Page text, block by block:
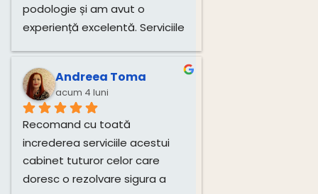
podologie și am avut o
experiență excelentă. Serviciile
impecabil, cu multă grijă și
profesionalism. Atmosfera
este plăcută, iar doamna este
deosebit de amabilă și
atentă.Recomand cu toată
încredere!
Andreea Toma
acum 4 luni
Recomand cu toată
increderea serviciile acestui
cabinet tuturor celor care
doresc o rezolvare sigura a